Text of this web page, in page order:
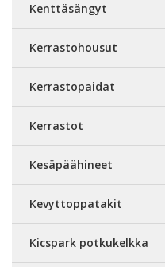
Kenttäsängyt
Kerrastohousut
Kerrastopaidat
Kerrastot
Kesäpäähineet
Kevyttoppatakit
Kicspark potkukelkka